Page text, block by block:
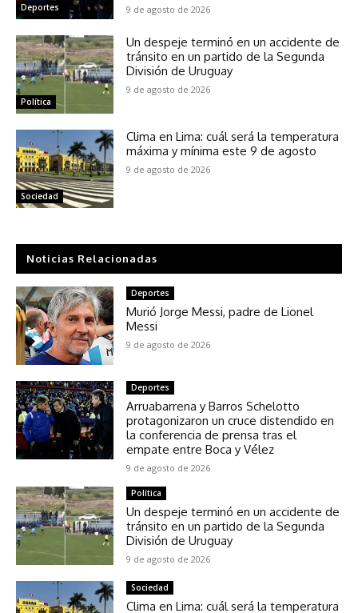
Deportes 9 de agosto de 2026
Política
Un despeje terminó en un accidente de
tránsito en un partido de la Segunda
División de Uruguay
9 de agosto de 2026
Sociedad
Clima en Lima: cuál será la temperatura
máxima y mínima este 9 de agosto
9 de agosto de 2026
Noticias Relacionadas
Deportes
Murió Jorge Messi, padre de Lionel
Messi
9 de agosto de 2026
Deportes
Arruabarrena y Barros Schelotto
protagonizaron un cruce distendido en
la conferencia de prensa tras el
empate entre Boca y Vélez
9 de agosto de 2026
Política
Un despeje terminó en un accidente de
tránsito en un partido de la Segunda
División de Uruguay
9 de agosto de 2026
Sociedad
Clima en Lima: cuál será la temperatura